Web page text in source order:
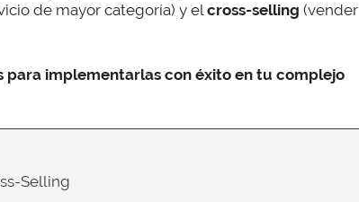
de mayor categoría) y elcross-selling (vender
para implementarlas con éxito en tu complejo
Selling